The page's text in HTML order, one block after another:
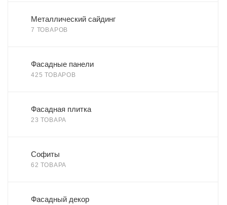
Металлический сайдинг
7 ТОВАРОВ
Фасадные панели
425 ТОВАРОВ
Фасадная плитка
23 ТОВАРА
Софиты
62 ТОВАРА
Фасадный декор